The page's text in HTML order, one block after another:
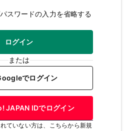
スワードの入力を省略する
ログイン
または
でログイン
JAPAN IDでログイン
ていない方は、こちらから新規